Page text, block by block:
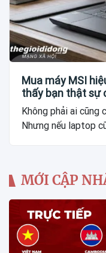
Mua máy MSI
thấy bạn thật sự
Không phải ai cũng
Nhưng nếu laptop
MỚI CẬP